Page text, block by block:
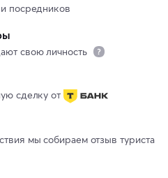
посредников
свою личность
сделку от
мы собираем отзыв туриста